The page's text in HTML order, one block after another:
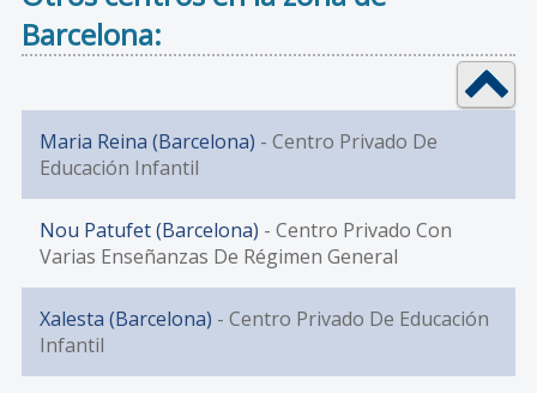
Barcelona:
Maria Reina (Barcelona) - Centro Privado De
Educación Infantil
Nou Patufet (Barcelona) - Centro Privado Con
Varias Enseñanzas De Régimen General
Xalesta (Barcelona) - Centro Privado De Educación
Infantil